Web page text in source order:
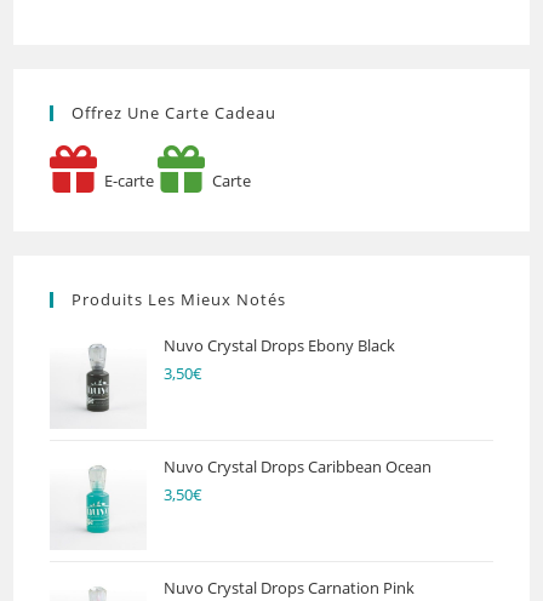
Offrez Une Carte Cadeau
E-carte Carte
Produits Les Mieux Notés
Nuvo Crystal Drops Ebony Black
3,50€
Nuvo Crystal Drops Caribbean Ocean
3,50€
Nuvo Crystal Drops Carnation Pink